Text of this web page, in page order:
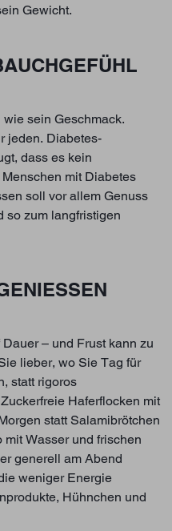
Gewicht.
sein Geschmack.
jeden. Diabetes-
dass es kein
mit Diabetes
soll vor allem Genuss
so zum langfristigen
– und Frust kann zu
lieber, wo Sie Tag für
statt rigoros
Haferflocken mit
statt Salamibrötchen
Wasser und frischen
generell am Abend
weniger Energie
Hühnchen und